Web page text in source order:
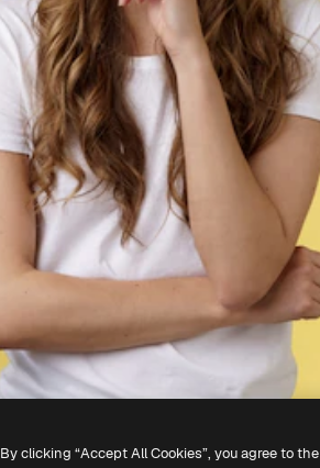
By clicking “Accept All Cookies”, you agree to